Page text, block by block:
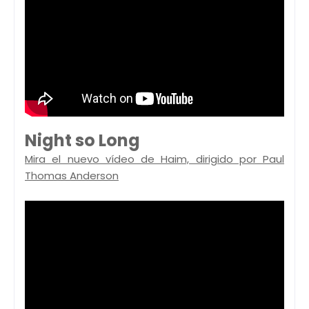
Night so Long
Mira el nuevo vídeo de Haim, dirigido por Paul
Thomas Anderson